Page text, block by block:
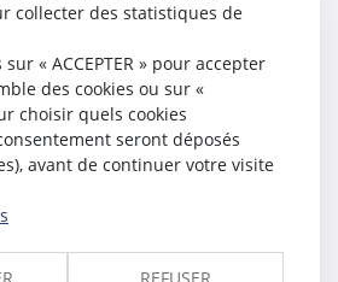
sont calculées les révisions de loyer ?
logement locatif intermédiaire
collecter des statistiques de
« ACCEPTER » pour accepter
des cookies ou sur «
choisir quels cookies
seront déposés
avant de continuer votre visite